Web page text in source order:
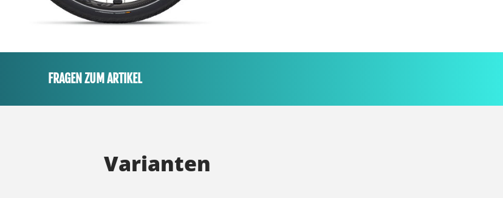
FRAGEN ZUM ARTIKEL
Varianten